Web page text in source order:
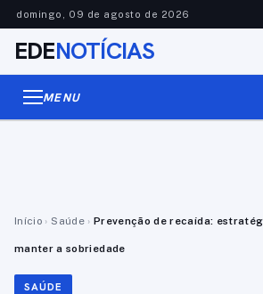
domingo, 09 de agosto de 2026
EDENOTÍCIAS
MENU
Início › Saúde › Prevenção de recaída:
manter a sobriedade
SAÚDE